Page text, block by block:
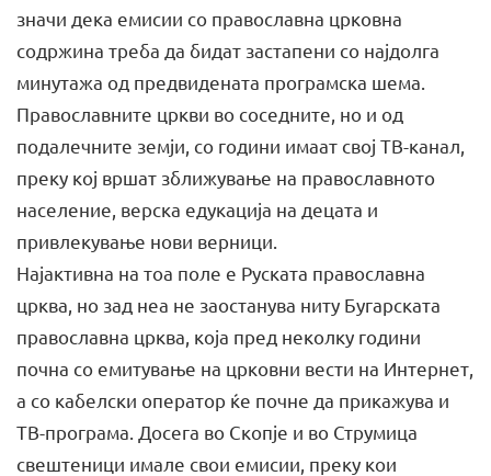
значи дека емисии со православна црковна
содржина треба да бидат застапени со најдолга
минутажа од предвидената програмска шема.
Православните цркви во соседните, но и од
подалечните земји, со години имаат свој ТВ-канал,
преку кој вршат зближување на православното
население, верска едукација на децата и
привлекување нови верници.
Најактивна на тоа поле е Руската православна
црква, но зад неа не заостанува ниту Бугарската
православна црква, која пред неколку години
почна со емитување на црковни вести на Интернет,
а со кабелски оператор ќе почне да прикажува и
ТВ-програма. Досега во Скопје и во Струмица
свештеници имале свои емисии, преку кои